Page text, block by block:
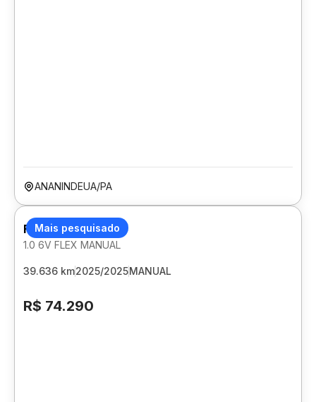
ANANINDEUA/PA
Mais pesquisado
FIAT ARGO
1.0 6V FLEX MANUAL
39.636 km2025/2025MANUAL
R$ 74.290